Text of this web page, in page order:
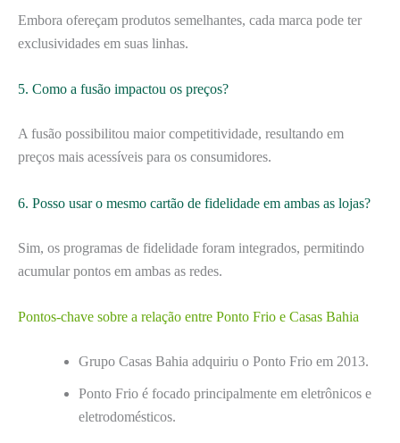
Embora ofereçam produtos semelhantes, cada marca pode ter
exclusividades em suas linhas.
5. Como a fusão impactou os preços?
A fusão possibilitou maior competitividade, resultando em
preços mais acessíveis para os consumidores.
6. Posso usar o mesmo cartão de fidelidade em ambas as lojas?
Sim, os programas de fidelidade foram integrados, permitindo
acumular pontos em ambas as redes.
Pontos-chave sobre a relação entre Ponto Frio e Casas Bahia
Grupo Casas Bahia adquiriu o Ponto Frio em 2013.
Ponto Frio é focado principalmente em eletrônicos e
eletrodomésticos.